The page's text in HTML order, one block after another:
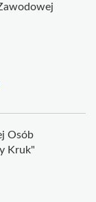
Osób
Kruk"